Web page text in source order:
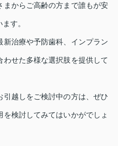
まからご高齢の方まで誰もが安
す。
治療や予防歯科、インプラン
わせた多様な選択肢を提供して
引越しをご検討中の方は、ぜひ
を検討してみてはいかがでしょ